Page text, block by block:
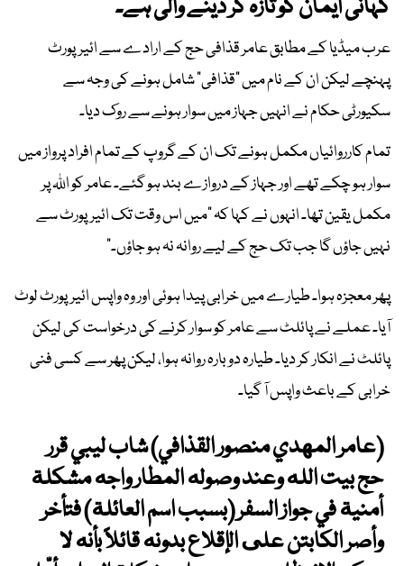
کہانی ایمان کو تازہ کر دینے والی ہے۔
عرب میڈیا کے مطابق عامر قذافی حج کے ارادے سے ائیرپورٹ
پہنچے لیکن ان کے نام میں "قذافی" شامل ہونے کی وجہ سے
سکیورٹی حکام نے انہیں جہاز میں سوار ہونے سے روک دیا۔
تمام کارروائیاں مکمل ہونے تک ان کے گروپ کے تمام افراد پرواز میں
سوار ہو چکے تھے اور جہاز کے دروازے بند ہو گئے۔ عامر کو اللہ پر
مکمل یقین تھا۔ انہوں نے کہا کہ "میں اس وقت تک ائیرپورٹ سے
نہیں جاؤں گا جب تک حج کے لیے روانہ نہ ہو جاؤں۔"
پھر معجزہ ہوا۔ طیارے میں خرابی پیدا ہوئی اور وہ واپس ائیرپورٹ لوٹ
آیا۔ عملے نے پائلٹ سے عامر کو سوار کرنے کی درخواست کی لیکن
پائلٹ نے انکار کر دیا۔ طیارہ دوبارہ روانہ ہوا، لیکن پھر سے کسی فنی
خرابی کے باعث واپس آ گیا۔
(عامر المهدي منصور القذافي) شاب ليبي قرر
حج بيت الله وعند وصوله المطار واجه مشكلة
أمنية في جواز السفر (بسبب اسم العائلة) فتأخر
وأصر الكابتن على الإقلاع بدونه قائلاً بأنه لا